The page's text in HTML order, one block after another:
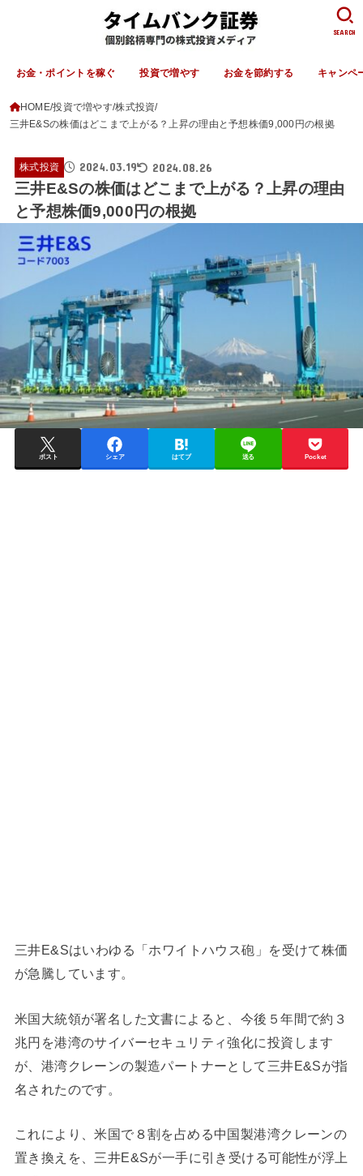
お金・ポイントを稼ぐ 投資で増やす お金を節約する キャンペ
SEARCH
HOME 投資で増やす 株式投資
三井E&Sの株価はどこまで上がる？上昇の理由と予想株価9,000円の根拠
株式投資 2024.03.19 2024.08.26
三井E&Sの株価はどこまで上がる？上昇の理由
と予想株価9,000円の根拠
ポスト シェア はてブ 送る Pocket
三井E&Sはいわゆる「ホワイトハウス砲」を受けて株価
が急騰しています。
米国大統領が署名した文書によると、今後５年間で約３
兆円を港湾のサイバーセキュリティ強化に投資します
が、港湾クレーンの製造パートナーとして三井E&Sが指
名されたのです。
これにより、米国で８割を占める中国製港湾クレーンの
置き換えを、三井E&Sが一手に引き受ける可能性が浮上